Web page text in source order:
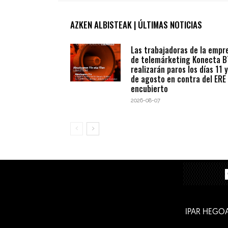
AZKEN ALBISTEAK | ÚLTIMAS NOTICIAS
Las trabajadoras de la
de telemárketing Konecta
realizarán paros los días 11
de agosto en contra del ERE
encubierto
2026-08-07
IPAR